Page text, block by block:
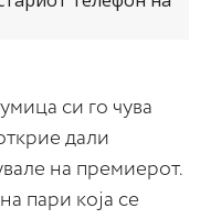
си го чува
дали
на премиерот.
пари која се